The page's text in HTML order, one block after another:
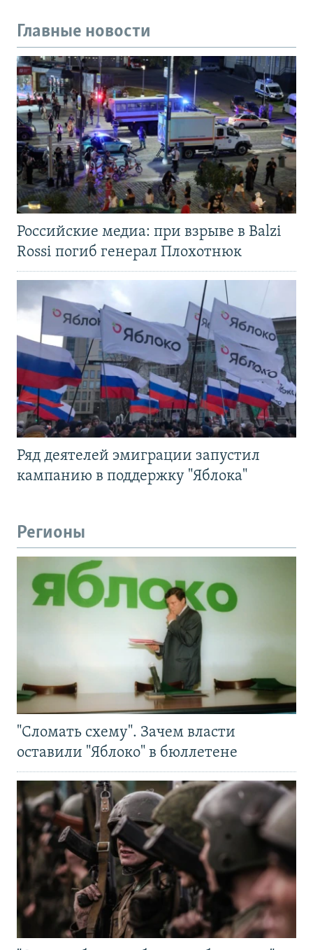
Главные новости
Российские медиа: при взрыве в Balzi
Rossi погиб генерал Плохотнюк
Ряд деятелей эмиграции запустил
кампанию в поддержку "Яблока"
Регионы
"Сломать схему". Зачем власти
оставили "Яблоко" в бюллетене